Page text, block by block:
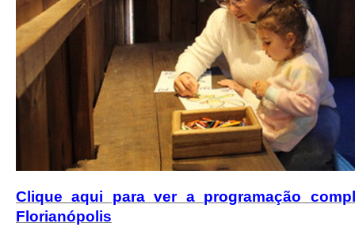
Clique aqui para ver a programação
Florianópolis